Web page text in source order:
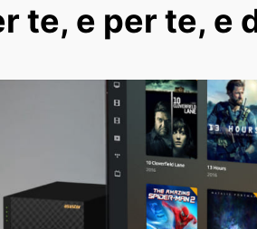
te, e per te, e